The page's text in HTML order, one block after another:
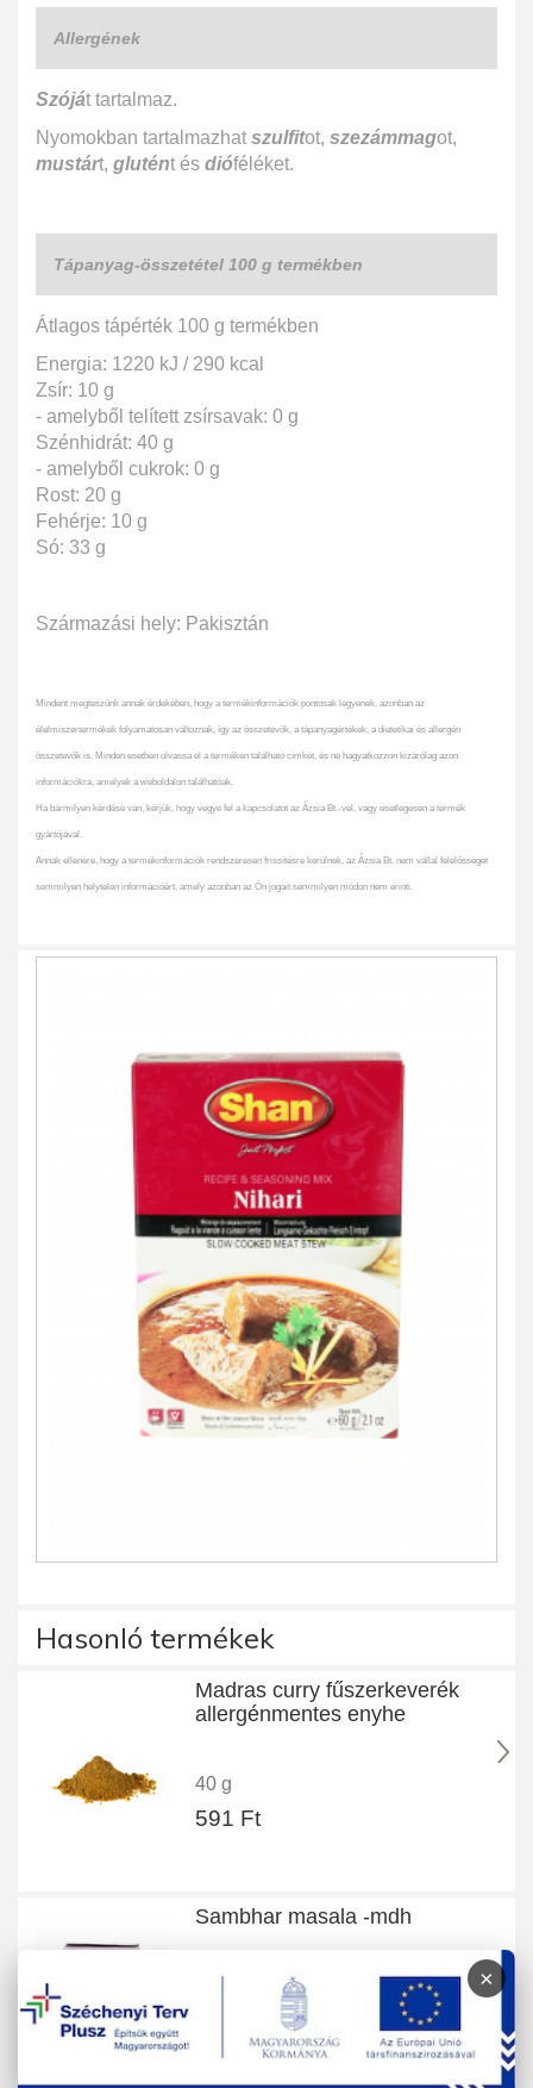
Allergének
Szóját tartalmaz.
Nyomokban tartalmazhat szulfitot, szezámmagot,
mustárt, glutént és dióféléket.
Tápanyag-összetétel 100 g termékben
Átlagos tápérték 100 g termékben
Energia: 1220 kJ / 290 kcal
Zsír: 10 g
- amelyből telített zsírsavak: 0 g
Szénhidrát: 40 g
- amelyből cukrok: 0 g
Rost: 20 g
Fehérje: 10 g
Só: 33 g
Származási hely: Pakisztán
Mindent megteszünk annak érdekében, hogy a termékinformációk pontosak legyenek, azonban az
élelmiszertermékek folyamatosan változnak, így az összetevők, a tápanyagértékek, a dietetikai és allergén
összetevők is. Minden esetben olvassa el a terméken található címkét, és ne hagyatkozzon kizárólag azon
információkra, amelyek a weboldalon találhatóak.
Ha bármilyen kérdése van, kérjük, hogy vegye fel a kapcsolatot az Ázsia Bt.-vel, vagy esetlegesen a termék
gyártójával.
Annak ellenére, hogy a termékinformációk rendszeresen frissítésre kerülnek, az Ázsia Bt. nem vállal felelősséget
semmilyen helytelen információért, amely azonban az Ön jogait semmilyen módon nem érinti.
Hasonló termékek
Madras curry fűszerkeverék
allergénmentes enyhe
40 g
591 Ft
Sambhar masala -mdh
880 Ft
×